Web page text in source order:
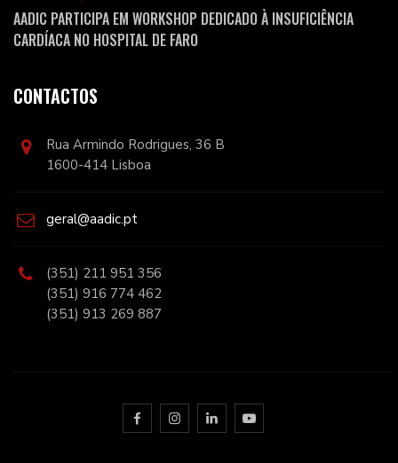
AADIC PARTICIPA EM WORKSHOP DEDICADO À INSUFICIÊNCIA
CARDÍACA NO HOSPITAL DE FARO
CONTACTOS
Rua Armindo Rodrigues, 36 B
1600-414 Lisboa
geral@aadic.pt
(351) 211 951 356
(351) 916 774 462
(351) 913 269 887